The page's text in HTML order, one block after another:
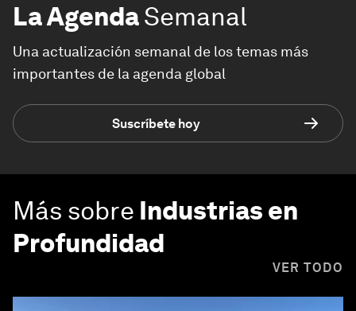
La AgendaSemanal
Una actualización semanal de los temas más
importantes de la agenda global
Suscríbete hoy
Más sobre Industrias en
Profundidad
VER TODO